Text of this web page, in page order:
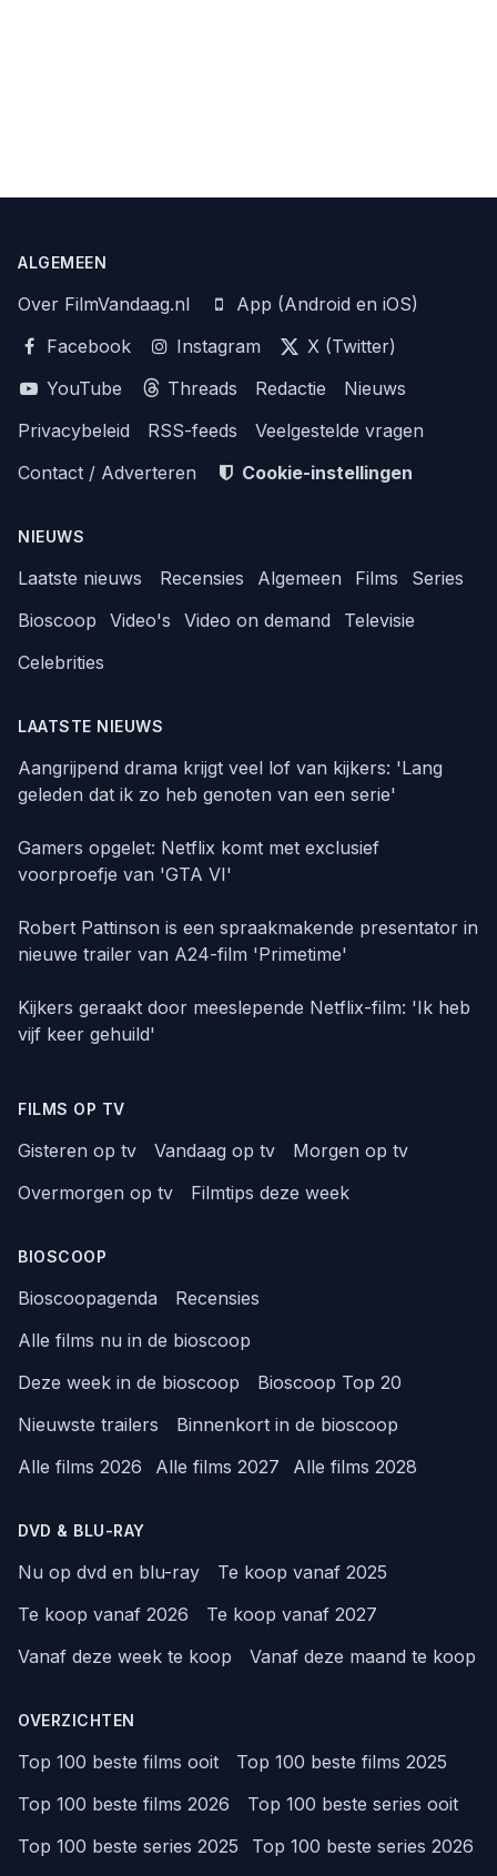
ALGEMEEN
Over FilmVandaag.nl
App (Android en iOS)
Facebook
Instagram
X (Twitter)
YouTube
Threads Redactie
Nieuws
Privacybeleid
RSS-feeds
Veelgestelde vragen
Contact / Adverteren
Cookie-instellingen
NIEUWS
Laatste nieuws Recensies Algemeen Films
Series
Bioscoop
Video's Video on demand
Televisie
Celebrities
LAATSTE NIEUWS
Aangrijpend drama krijgt veel lof van kijkers: 'Lang
geleden dat ik zo heb genoten van een serie'
Gamers opgelet: Netflix komt met exclusief
voorproefje van 'GTA VI'
Robert Pattinson is een spraakmakende presentator in
nieuwe trailer van A24-film 'Primetime'
Kijkers geraakt door meeslepende Netflix-film: 'Ik heb
vijf keer gehuild'
FILMS OP TV
Gisteren op tv Vandaag op tv
Morgen op tv
Overmorgen op tv
Filmtips deze week
BIOSCOOP
Bioscoopagenda
Recensies
Alle films nu in de bioscoop
Deze week in de bioscoop
Bioscoop Top 20
Nieuwste trailers
Binnenkort in de bioscoop
Alle films 2026
Alle films 2027 Alle films 2028
DVD & BLU-RAY
Nu op dvd en blu-ray
Te koop vanaf 2025
Te koop vanaf 2026
Te koop vanaf 2027
Vanaf deze week te koop
Vanaf deze maand te koop
OVERZICHTEN
Top 100 beste films ooit
Top 100 beste films 2025
Top 100 beste films 2026
Top 100 beste series ooit
Top 100 beste series 2025
Top 100 beste series 2026